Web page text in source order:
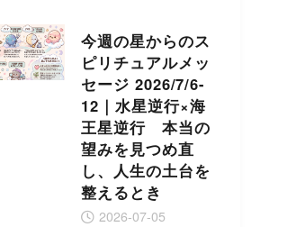
今週の星からのス
ピリチュアルメッ
セージ 2026/7/6-
12｜水星逆行×海
王星逆行 本当の
望みを見つめ直
し、人生の土台を
整えるとき
2026-07-05